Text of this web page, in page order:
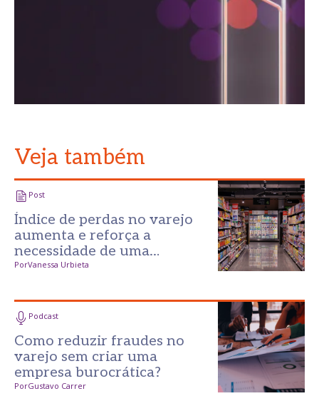
Veja também
Post
Índice de perdas no varejo
aumenta e reforça a
necessidade de uma
prevenção mais inteligente
PorVanessa Urbieta
Podcast
Como reduzir fraudes no
varejo sem criar uma
empresa burocrática?
PorGustavo Carrer